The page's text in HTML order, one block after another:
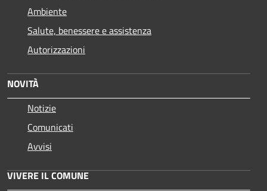
Ambiente
Salute, benessere e assistenza
Autorizzazioni
NOVITÀ
Notizie
Comunicati
Avvisi
VIVERE IL COMUNE